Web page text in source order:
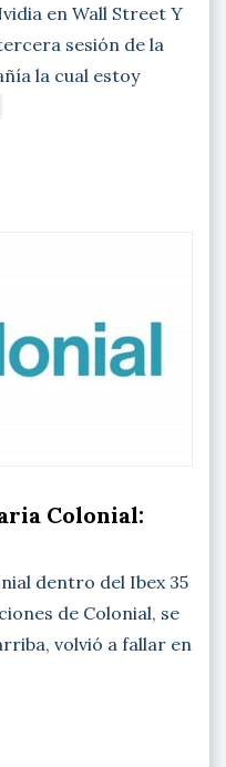
en Wall Street Y
sesión de la
la cual estoy
Colonial:
dentro del Ibex 35
de Colonial, se
volvió a fallar en